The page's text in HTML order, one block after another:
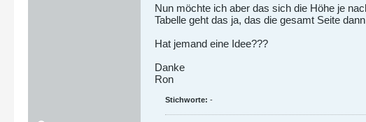
Nun möchte ich aber das sich die Höhe je
Tabelle geht das ja, das die gesamt Seite
Hat jemand eine Idee???
Danke
Ron
Stichworte: -